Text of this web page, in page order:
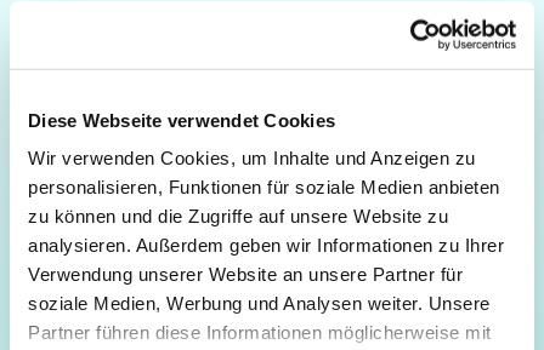
Diese Webseite verwendet Cookies
Wir verwenden Cookies, um Inhalte und Anzeigen zu
personalisieren, Funktionen für soziale Medien anbieten
zu können und die Zugriffe auf unsere Website zu
analysieren. Außerdem geben wir Informationen zu Ihrer
Verwendung unserer Website an unsere Partner für
soziale Medien, Werbung und Analysen weiter. Unsere
Partner führen diese Informationen möglicherweise mit
It worked.